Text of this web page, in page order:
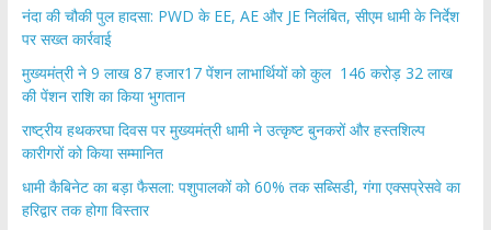
नंदा की चौकी पुल हादसा: PWD के EE, AE और JE निलंबित, सीएम धामी के निर्देश
पर सख्त कार्रवाई
मुख्यमंत्री ने 9 लाख 87 हजार17 पेंशन लाभार्थियों को कुल 146 करोड़ 32 लाख
की पेंशन राशि का किया भुगतान
राष्ट्रीय हथकरघा दिवस पर मुख्यमंत्री धामी ने उत्कृष्ट बुनकरों और हस्तशिल्प
कारीगरों को किया सम्मानित
​धामी कैबिनेट का बड़ा फैसला: पशुपालकों को 60% तक सब्सिडी, गंगा एक्सप्रेसवे का
हरिद्वार तक होगा विस्तार